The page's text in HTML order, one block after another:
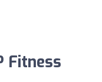
Fitness